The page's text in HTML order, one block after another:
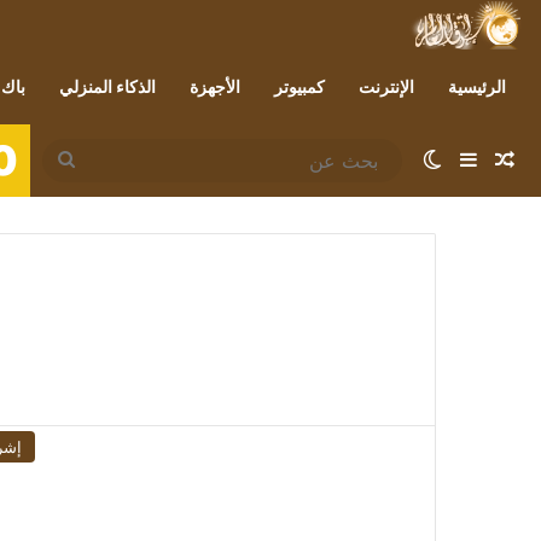
الرئيسية الإنترنت كمبيوتر الأجهزة الذكاء المنزلي
مقال عشوائي
إضافة عمود جانبي
الوضع المظلم
بحث
عن